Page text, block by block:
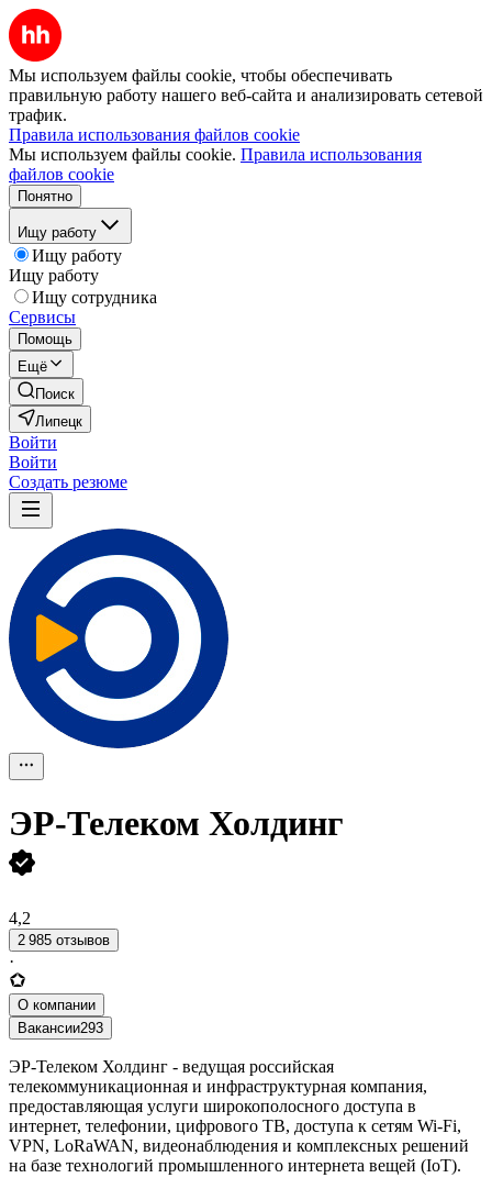
Мы используем файлы cookie, чтобы обеспечивать
правильную работу нашего веб-сайта и анализировать сетевой
трафик.
Правила использования файлов cookie
Мы используем файлы cookie. Правила использования
файлов cookie
Понятно
Ищу работу
Ищу работу
Ищу работу
Ищу сотрудника
Сервисы
Помощь
Ещё
Поиск
Липецк
Войти
Войти
Создать резюме
ЭР-Телеком Холдинг
4,2
2 985 отзывов
·
О компании
Вакансии293
ЭР-Телеком Холдинг - ведущая российская
телекоммуникационная и инфраструктурная компания,
предоставляющая услуги широкополосного доступа в
интернет, телефонии, цифрового ТВ, доступа к сетям Wi-Fi,
VPN, LoRaWAN, видеонаблюдения и комплексных решений
на базе технологий промышленного интернета вещей (IoT).